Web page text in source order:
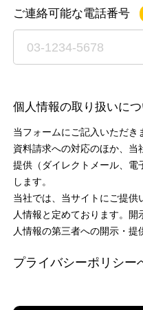
ご連絡可能な電話番号
個人情報の取り扱いにつ
当フォームにご記入いただき
資料請求への対応のほか、当
提供（ダイレクトメール、電
します。
当社では、当サイトにご提供
人情報と定めております。
人情報の第三者への開示・提
プライバシーポリシー